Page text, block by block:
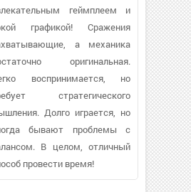
геймплеем и
графикой! Сражения
а механика
оригинальная.
воспринимается, но
стратегического
Долго играется, но
бывают проблемы с
В целом, отличный
провести время!